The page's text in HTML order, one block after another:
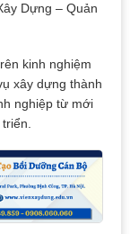
Dựng – Quản
kinh nghiệm
xây dựng thành
nghiệp từ mới